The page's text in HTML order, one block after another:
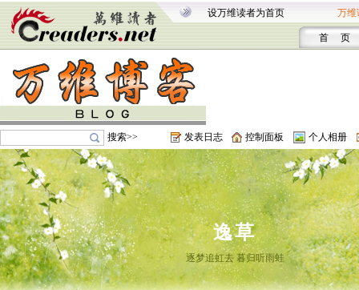
设万维读者为首页 万维
首 页
搜索>> 发表日志 控制面板 个人相册
逸草
逐梦追虹去 暮归听雨蛙